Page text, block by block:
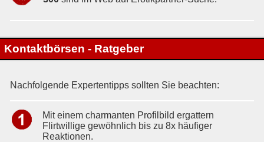
Kontaktbörsen - Ratgeber
Nachfolgende Expertentipps sollten Sie beachten:
Mit einem charmanten Profilbild ergattern
Flirtwillige gewöhnlich bis zu 8x häufiger
Reaktionen.